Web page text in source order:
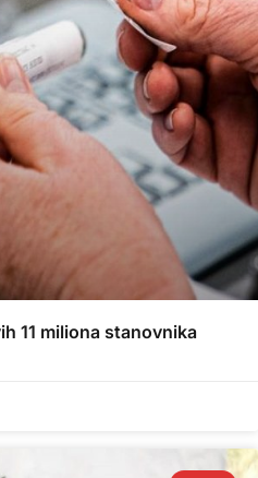
11 miliona stanovnika